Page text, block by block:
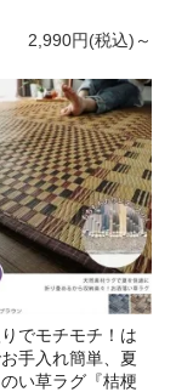
2,990円(税込)～
でモチモチ！は
手入れ簡単、夏
い草ラグ『桔梗